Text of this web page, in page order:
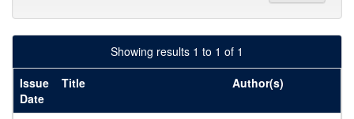
Showing results 1 to 1 of 1
Issue
Date
Title Author(s)